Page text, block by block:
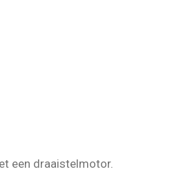
een draaistelmotor.